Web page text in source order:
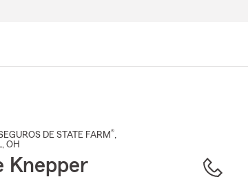
DE STATE FARM®,
, OH
Knepper